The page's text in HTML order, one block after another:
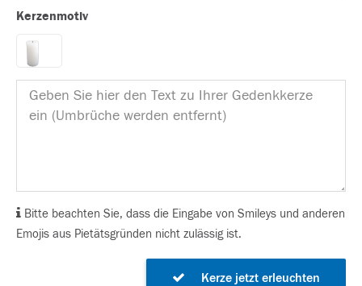
Kerzenmotiv
Bitte beachten Sie, dass die Eingabe von Smileys und anderen
Emojis aus Pietätsgründen nicht zulässig ist.
Kerze jetzt erleuchten